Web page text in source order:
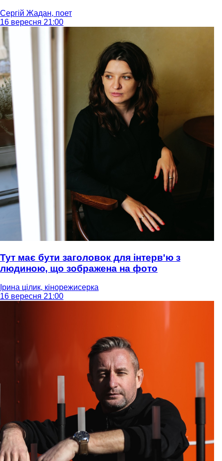
Сергій Жадан, поет
16 вересня 21:00
Тут має бути заголовок для інтерв'ю з
людиною, що зображена на фото
Ірина цілик, кінорежисерка
16 вересня 21:00